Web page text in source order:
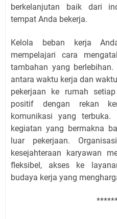
berkelanjutan baik dari
tempat Anda bekerja.
Kelola beban kerja
mempelajari cara
tambahan yang
antara waktu kerja dan
pekerjaan ke rumah
positif dengan rekan
komunikasi yang
kegiatan yang bermakna
luar pekerjaan.
kesejahteraan karyawan
fleksibel, akses ke
budaya kerja yang